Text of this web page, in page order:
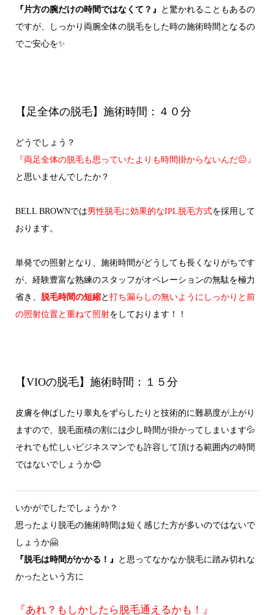
『片方の腕だけの時間ではなくて？』
と驚かれることもあるの
ですが、しっかり両腕全体の脱毛をした時の施術時間となるの
でご安心を✨
【足全体の脱毛】施術時間：４０分
どうでしょう？
『両足全体の脱毛も思っていたよりも時間掛からないんだ😐』
と思いませんでしたか？
BELL BROWNでは男性脱毛に効果的なIPL脱毛方式を採用して
おります。
単発での照射となり、施術時間がどうしても長くなりがちです
が、経験豊富な熟練のスタッフがオペレーションの無駄を極力
省き、 脱毛時間の短縮と 打ち漏らしの無いようにしっかりと前
の照射位置と重ねて照射をしております！！
【VIOの脱毛】施術時間：１５分
皮膚を伸ばしたり睾丸をずらしたりと技術的に難易度が上がり
ますので、脱毛面積の割には少し時間が掛かってしまいます💦
それでも忙しいビジネスマンでも許容して頂ける範囲内の時間
ではないでしょうか😊
いかがでしたでしょうか？
思ったより脱毛の施術時間は短く感じた方が多いのではないで
しょうか🤗
『脱毛は時間がかかる！』
と思ってなかなか脱毛に踏み切れな
かったという方に
『あれ？もしかしたら脱毛通えるかも！』